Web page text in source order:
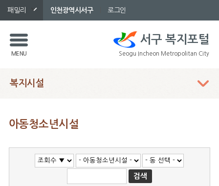
패밀리 인천광역시서구 로그인
서구 복지포털
Seogu Incheon Metropolitan City
MENU
복지시설
아동청소년시설